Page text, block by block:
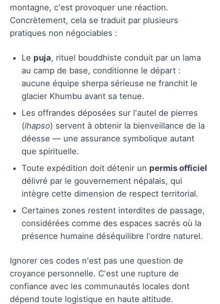
montagne, c'est provoquer une réaction.
Concrètement, cela se traduit par plusieurs
pratiques non négociables :
Le puja, rituel bouddhiste conduit par un lama
au camp de base, conditionne le départ :
aucune équipe sherpa sérieuse ne franchit le
glacier Khumbu avant sa tenue.
Les offrandes déposées sur l'autel de pierres
(lhapso) servent à obtenir la bienveillance de la
déesse — une assurance symbolique autant
que spirituelle.
Toute expédition doit détenir un permis officiel
délivré par le gouvernement népalais, qui
intègre cette dimension de respect territorial.
Certaines zones restent interdites de passage,
considérées comme des espaces sacrés où la
présence humaine déséquilibre l'ordre naturel.
Ignorer ces codes n'est pas une question de
croyance personnelle. C'est une rupture de
confiance avec les communautés locales dont
dépend toute logistique en haute altitude.